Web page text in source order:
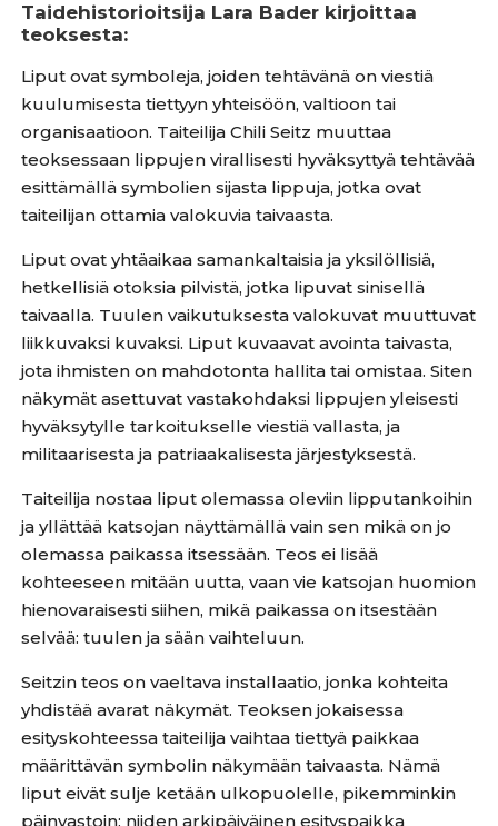
Taidehistorioitsija Lara Bader kirjoittaa
teoksesta:
Liput ovat symboleja, joiden tehtävänä on viestiä
kuulumisesta tiettyyn yhteisöön, valtioon tai
organisaatioon. Taiteilija Chili Seitz muuttaa
teoksessaan lippujen virallisesti hyväksyttyä tehtävää
esittämällä symbolien sijasta lippuja, jotka ovat
taiteilijan ottamia valokuvia taivaasta.
Liput ovat yhtäaikaa samankaltaisia ja yksilöllisiä,
hetkellisiä otoksia pilvistä, jotka lipuvat sinisellä
taivaalla. Tuulen vaikutuksesta valokuvat muuttuvat
liikkuvaksi kuvaksi. Liput kuvaavat avointa taivasta,
jota ihmisten on mahdotonta hallita tai omistaa. Siten
näkymät asettuvat vastakohdaksi lippujen yleisesti
hyväksytylle tarkoitukselle viestiä vallasta, ja
militaarisesta ja patriaakalisesta järjestyksestä.
Taiteilija nostaa liput olemassa oleviin lipputankoihin
ja yllättää katsojan näyttämällä vain sen mikä on jo
olemassa paikassa itsessään. Teos ei lisää
kohteeseen mitään uutta, vaan vie katsojan huomion
hienovaraisesti siihen, mikä paikassa on itsestään
selvää: tuulen ja sään vaihteluun.
Seitzin teos on vaeltava installaatio, jonka kohteita
yhdistää avarat näkymät. Teoksen jokaisessa
esityskohteessa taiteilija vaihtaa tiettyä paikkaa
määrittävän symbolin näkymään taivaasta. Nämä
liput eivät sulje ketään ulkopuolelle, pikemminkin
päinvastoin: niiden arkipäiväinen esityspaikka